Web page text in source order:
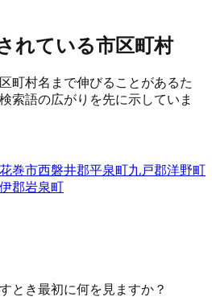
れている市区町村
町村名まで伸びることがあるた
索語の広がりを先に示していま
花巻市西磐井郡平泉町九戸郡洋野町
郡岩泉町
とき最初に何を見ますか？